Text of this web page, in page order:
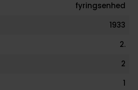
fyringsenhed
1933
2.
2
1